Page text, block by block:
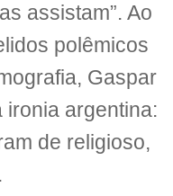
assistam”. Ao
polêmicos
Gaspar
ironia argentina:
de religioso,